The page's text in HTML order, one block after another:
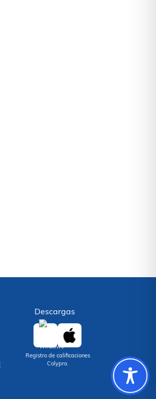
Descargas
Registro de calificaciones
Colypro.